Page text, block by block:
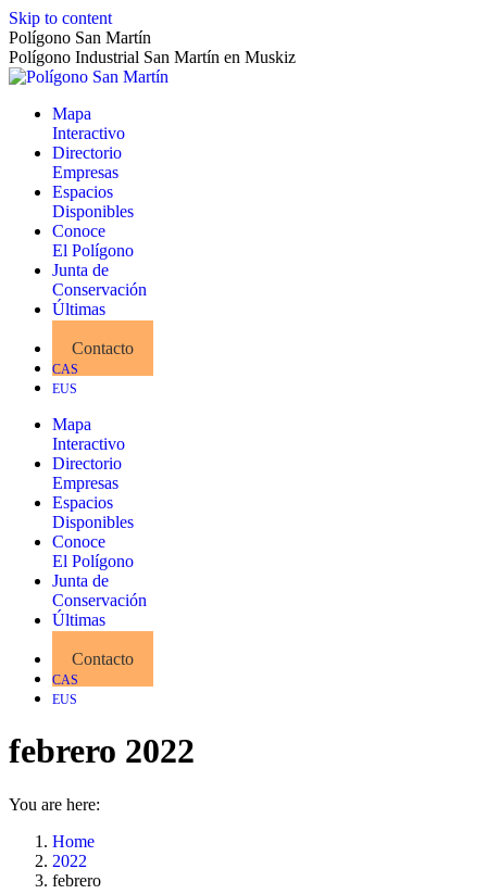
Skip to content
Polígono San Martín
Polígono Industrial San Martín en Muskiz
Mapa
Interactivo
Directorio
Empresas
Espacios
Disponibles
Conoce
El Polígono
Junta de
Conservación
Últimas
Contacto
CAS
EUS
Mapa
Interactivo
Directorio
Empresas
Espacios
Disponibles
Conoce
El Polígono
Junta de
Conservación
Últimas
Contacto
CAS
EUS
febrero 2022
You are here:
Home
2022
febrero